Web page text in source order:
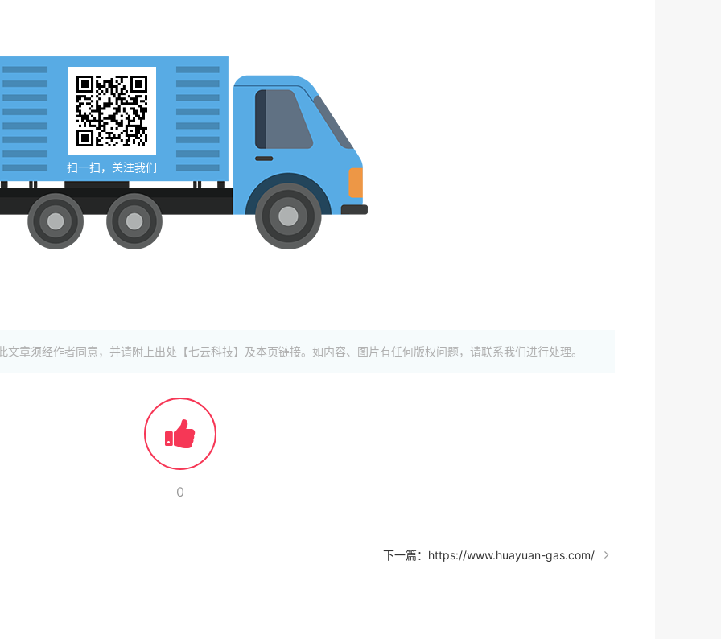
扫一扫，关注我们
章须经作者同意，并请附上出处【七云科技】及本页链接。如内容、图片有任何版权问题，请联系我们进行处理。
0
下一篇：https://www.huayuan-gas.com/